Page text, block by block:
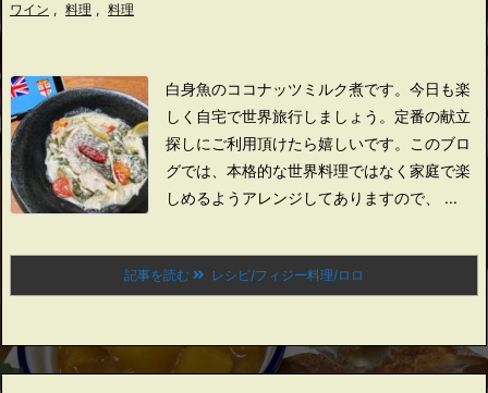
ワイン , 料理 , 料理
白身魚のココナッツミルク煮です。 今日も楽
しく自宅で世界旅行しましょう。 定番の献立
探しにご利用頂けたら嬉しいです。
このブロ
グでは、本格的な世界料理ではなく家庭で楽
しめるようアレンジしてありますので、 ...
記事を読む レシピ/フィジー料理/ロロ